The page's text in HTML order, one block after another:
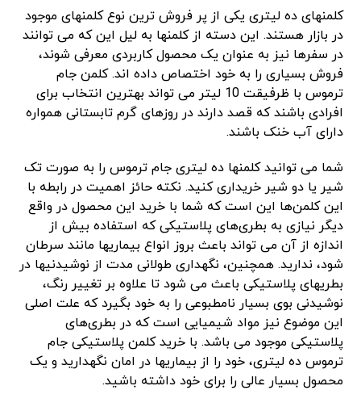
کلمنهای ده لیتری یکی از پر فروش ترین نوع کلمنهای موجود
در بازار هستند. این دسته از کلمنها به لیل این که می توانند
در سفرها نیز به عنوان یک محصول کاربردی معرفی شوند،
فروش بسیاری را به خود اختصاص داده اند. کلمن جام
ترموس با ظرفیقت 10 لیتر می تواند بهترین انتخاب برای
افرادی باشند که قصد دارند در روزهای گرم تابستانی همواره
دارای آب خنک باشند.
شما می توانید کلمنها ده لیتری جام ترموس را به صورت تک
شیر یا دو شیر خریداری کنید. نکته حائز اهمیت در رابطه با
این کلمن‌ها این است که شما با خرید این محصول در واقع
دیگر نیازی به بطری‌های پلاستیکی که استفاده بیش از
اندازه از آن می تواند باعث بروز انواع بیماریها مانند سرطان
شود، ندارید. همچنین، نگهداری طولانی مدت از نوشیدنیها در
بطریهای پلاستیکی باعث می شود تا علاوه بر تغییر رنگ،
نوشیدنی بوی بسیار نامطبوعی را به خود بگیرد که علت اصلی
این موضوع نیز مواد شیمیایی است که در بطری‌های
پلاستیکی موجود می باشد. با خرید کلمن پلاستیکی جام
ترموس ده لیتری، خود را از بیماریها در امان نگهدارید و یک
محصول بسیار عالی را برای خود داشته باشید.